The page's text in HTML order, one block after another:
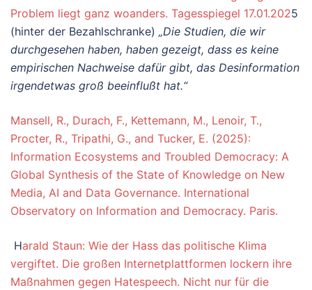
Problem liegt ganz woanders. Tagesspiegel 17.01.2025
(hinter der Bezahlschranke) „Die Studien, die wir
durchgesehen haben, haben gezeigt, dass es keine
empirischen Nachweise dafür gibt, das Desinformation
irgendetwas groß beeinflußt hat.“
Mansell, R., Durach, F., Kettemann, M., Lenoir, T.,
Procter, R., Tripathi, G., and Tucker, E. (2025):
Information Ecosystems and Troubled Democracy: A
Global Synthesis of the State of Knowledge on New
Media, AI and Data Governance. International
Observatory on Information and Democracy. Paris.
Harald Staun: Wie der Hass das politische Klima
vergiftet. Die großen Internetplattformen lockern ihre
Maßnahmen gegen Hatespeech. Nicht nur für die